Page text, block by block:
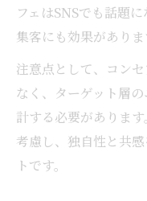
フェはSNSでも話題
集客にも効果がありま
注意点として、コン
なく、ターゲット層
計する必要がありま
考慮し、独自性と共
トです。